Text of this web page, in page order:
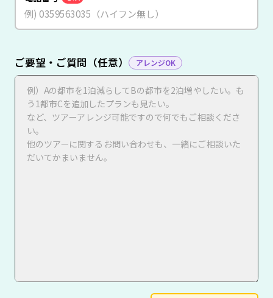
ご要望・ご質問（任意） アレンジOK